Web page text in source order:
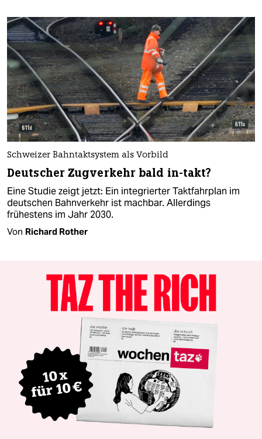
Schweizer Bahntaktsystem als Vorbild
Deutscher Zugverkehr bald in-takt?
Eine Studie zeigt jetzt: Ein integrierter Taktfahrplan im
deutschen Bahnverkehr ist machbar. Allerdings
frühestens im Jahr 2030.
Von Richard Rother